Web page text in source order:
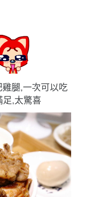
腿,一次可以吃
足,太驚喜